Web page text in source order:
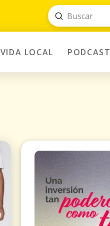
Search
Submit
VIDA LOCAL PODCAST